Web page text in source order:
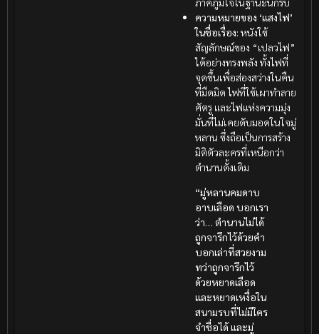
ความหมายของ ‘แสงไฟ’
ในชื่อเรื่อง: หนังใช้
สัญลักษณ์ของ “เปลวไฟ”
ได้อย่างทรงพลัง ทั้งไฟที่
จุดขึ้นเพื่อส่องสว่างในคืน
ที่มืดมิด ไฟที่ใช้เผาทำลาย
ศัตรู และไฟแห่งความมุ่ง
มั่นที่ไม่เคยดับมอดในใจมู่
หลาน ซึ่งถือเป็นการสร้าง
มิติตัวละครที่เหนือกว่า
ตำนานดั้งเดิม
“มู่หลานคมดาบ
อาบเลือด บอกเรา
ว่า… ตำนานไม่ได้
ถูกจารึกไว้ด้วยคำ
บอกเล่าที่สวยงาม
ทว่าถูกจารึกไว้
ด้วยหยาดเลือด
และหยาดเหงื่อใน
สนามรบที่ไม่มีใคร
จำชื่อได้ และมู่